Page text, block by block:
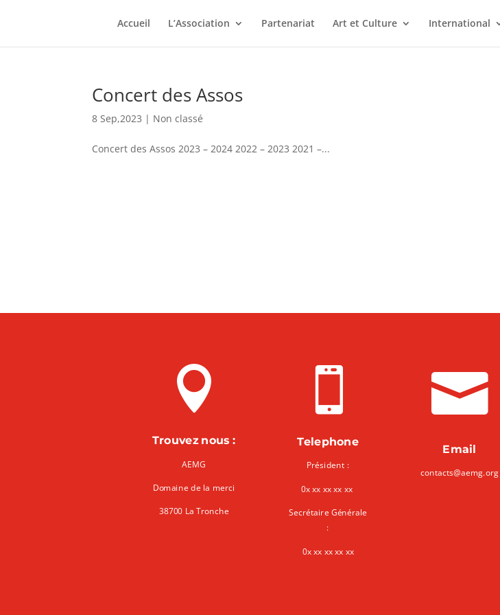
Accueil L’Association Partenariat Art et Culture International
Concert des Assos
8 Sep,2023 | Non classé
Concert des Assos 2023 – 2024 2022 – 2023 2021 –...

Trouvez nous :
AEMG
Domaine de la merci
38700 La Tronche

Telephone
Président :
0x xx xx xx xx
Secrétaire Générale
:
0x xx xx xx xx

Email
contacts@aemg.org